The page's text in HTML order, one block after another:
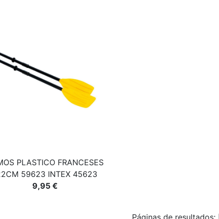
PLASTICO FRANCESES
59623 INTEX 45623
9,95 €